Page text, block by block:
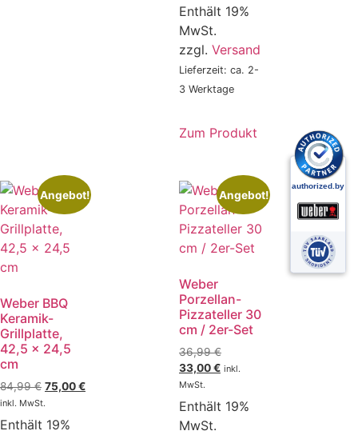
Enthält 19%
MwSt.
zzgl. Versand
Lieferzeit: ca. 2-
3 Werktage
Zum Produkt
Angebot!
Weber BBQ
Keramik-
Grillplatte,
42,5 x 24,5
cm
84,99€ 75,00€
inkl. MwSt.
Enthält 19%
Angebot!
Weber
Porzellan-
Pizzateller 30
cm / 2er-Set
36,99€
33,00€ inkl.
MwSt.
Enthält 19%
MwSt.